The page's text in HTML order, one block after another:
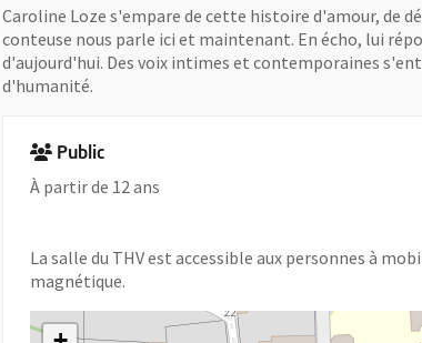
Caroline Loze s'empare de cette histoire d'amour, de
conteuse nous parle ici et maintenant. En écho, lui
d'aujourd'hui. Des voix intimes et contemporaines
d'humanité.
Public
À partir de 12 ans
La salle du THV est accessible aux personnes à
magnétique.